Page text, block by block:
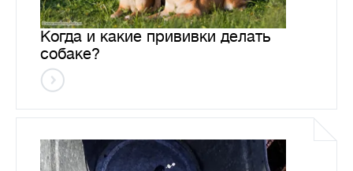
Когда и какие прививки делать
собаке?